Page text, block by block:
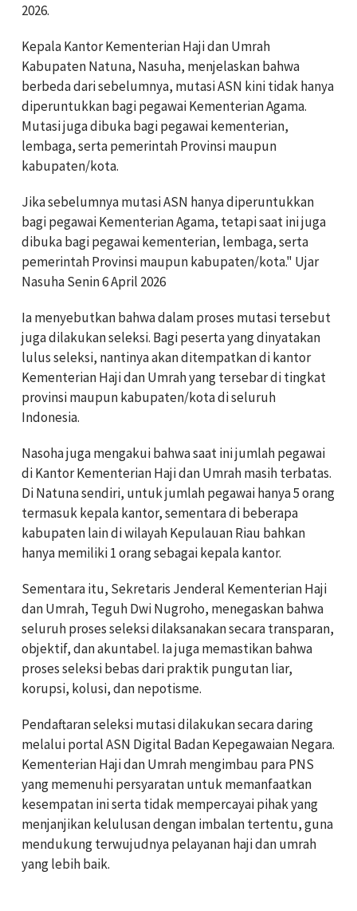
2026.
Kepala Kantor Kementerian Haji dan Umrah
Kabupaten Natuna, Nasuha, menjelaskan bahwa
berbeda dari sebelumnya, mutasi ASN kini tidak hanya
diperuntukkan bagi pegawai Kementerian Agama.
Mutasi juga dibuka bagi pegawai kementerian,
lembaga, serta pemerintah Provinsi maupun
kabupaten/kota.
Jika sebelumnya mutasi ASN hanya diperuntukkan
bagi pegawai Kementerian Agama, tetapi saat ini juga
dibuka bagi pegawai kementerian, lembaga, serta
pemerintah Provinsi maupun kabupaten/kota." Ujar
Nasuha Senin 6 April 2026
Ia menyebutkan bahwa dalam proses mutasi tersebut
juga dilakukan seleksi. Bagi peserta yang dinyatakan
lulus seleksi, nantinya akan ditempatkan di kantor
Kementerian Haji dan Umrah yang tersebar di tingkat
provinsi maupun kabupaten/kota di seluruh
Indonesia.
Nasoha juga mengakui bahwa saat ini jumlah pegawai
di Kantor Kementerian Haji dan Umrah masih terbatas.
Di Natuna sendiri, untuk jumlah pegawai hanya 5 orang
termasuk kepala kantor, sementara di beberapa
kabupaten lain di wilayah Kepulauan Riau bahkan
hanya memiliki 1 orang sebagai kepala kantor.
Sementara itu, Sekretaris Jenderal Kementerian Haji
dan Umrah, Teguh Dwi Nugroho, menegaskan bahwa
seluruh proses seleksi dilaksanakan secara transparan,
objektif, dan akuntabel. Ia juga memastikan bahwa
proses seleksi bebas dari praktik pungutan liar,
korupsi, kolusi, dan nepotisme.
Pendaftaran seleksi mutasi dilakukan secara daring
melalui portal ASN Digital Badan Kepegawaian Negara.
Kementerian Haji dan Umrah mengimbau para PNS
yang memenuhi persyaratan untuk memanfaatkan
kesempatan ini serta tidak mempercayai pihak yang
menjanjikan kelulusan dengan imbalan tertentu, guna
mendukung terwujudnya pelayanan haji dan umrah
yang lebih baik.